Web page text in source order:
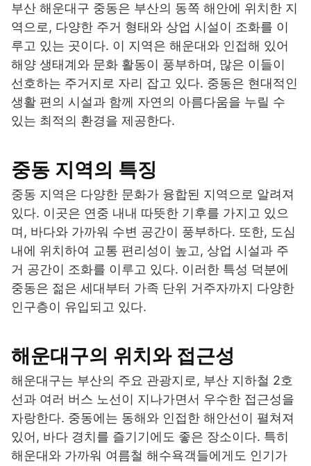
부산 해운대구 중동은 부산의 동쪽 해안에 위치한 지
역으로, 다양한 주거 형태와 상업 시설이 조화를 이
루고 있는 곳이다. 이 지역은 해운대와 인접해 있어
해양 생태계와 문화 활동이 풍부하며, 많은 이들이
선호하는 주거지로 자리 잡고 있다. 중동은 현대적인
생활 편의 시설과 함께 자연의 아름다움을 누릴 수
있는 최적의 환경을 제공한다.
중동 지역의 특징
중동 지역은 다양한 문화가 융합된 지역으로 알려져
있다. 이곳은 연중 내내 따뜻한 기후를 가지고 있으
며, 바다와 가까워 수변 공간이 풍부하다. 또한, 도심
내에 위치하여 교통 편리성이 높고, 상업 시설과 주
거 공간이 조화를 이루고 있다. 이러한 특성 덕분에
중동은 젊은 세대부터 가족 단위 거주자까지 다양한
인구층이 유입되고 있다.
해운대구의 위치와 접근성
해운대구는 부산의 주요 관광지로, 부산 지하철 2호
선과 여러 버스 노선이 지나가면서 우수한 접근성을
자랑한다. 중동에는 동해와 인접한 해안선이 펼쳐져
있어, 바다 경치를 즐기기에도 좋은 장소이다. 특히
해운대와 가까워 여름철 해수욕객들에게도 인기가